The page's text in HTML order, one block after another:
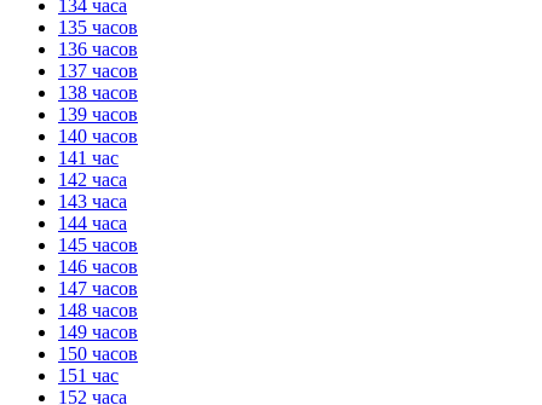
134 часа
135 часов
136 часов
137 часов
138 часов
139 часов
140 часов
141 час
142 часа
143 часа
144 часа
145 часов
146 часов
147 часов
148 часов
149 часов
150 часов
151 час
152 часа